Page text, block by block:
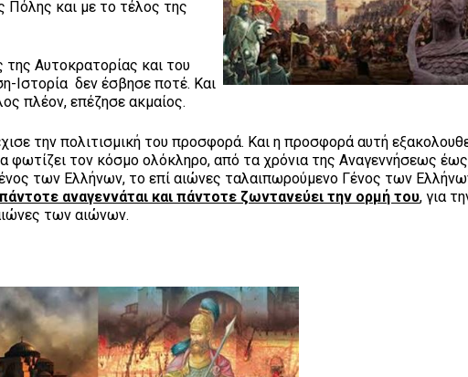
Πόλης και με το τέλος της
Αυτοκρατορίας και του
Ιστορία δεν έσβησε ποτέ. Και
πλέον, επέζησε ακμαίος.
την πολιτισμική του προσφορά. Και η προσφορά αυτή
φωτίζει τον κόσμο ολόκληρο, από τα χρόνια της Αναγεννήσεως
των Ελλήνων, το επί αιώνες ταλαιπωρούμενο Γένος των
αναγεννάται και πάντοτε ζωντανεύει την ορμή του, για
των αιώνων.